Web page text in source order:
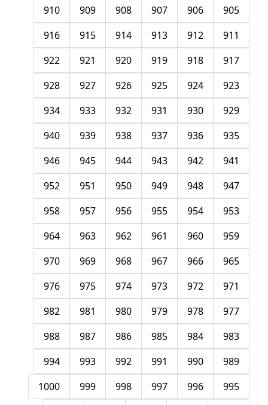
905
906
907
908
909
910
911
912
913
914
915
916
917
918
919
920
921
922
923
924
925
926
927
928
929
930
931
932
933
934
935
936
937
938
939
940
941
942
943
944
945
946
947
948
949
950
951
952
953
954
955
956
957
958
959
960
961
962
963
964
965
966
967
968
969
970
971
972
973
974
975
976
977
978
979
980
981
982
983
984
985
986
987
988
989
990
991
992
993
994
995
996
997
998
999
1000